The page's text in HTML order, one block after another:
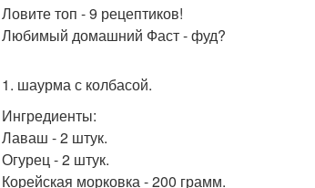
Ловите топ - 9 рецептиков!
Любимый домашний Фаст - фуд?
1. шаурма с колбасой.
Ингредиенты:
Лаваш - 2 штук.
Огурец - 2 штук.
Корейская морковка - 200 грамм.